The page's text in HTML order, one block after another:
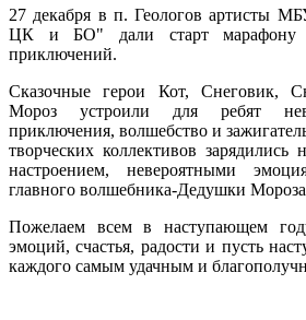
27 декабря в п. Геологов артисты
ЦК и БО" дали старт марафону
приключений.
Сказочные герои Кот, Снеговик,
Мороз устроили для ребят
приключения, волшебство и
творческих коллективов
настроением, невероятными
главного волшебника-Дедушки
Пожелаем всем в наступающем
эмоций, счастья, радости и пусть
каждого самым удачным и